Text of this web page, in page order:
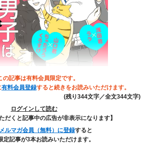
の記事は有料会員限定です。
有料会員登録すると続きをお読みいただけます。
(残り344文字／全文344文字)
ログインして読む
だくと記事中の広告が非表示になります】
メルマガ会員（無料）に登録すると
定記事が3本お読みいただけます。